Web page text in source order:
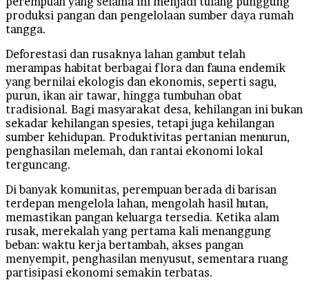
produksi pangan dan pengelolaan sumber daya rumah
tangga.
Deforestasi dan rusaknya lahan gambut telah
merampas habitat berbagai flora dan fauna endemik
yang bernilai ekologis dan ekonomis, seperti sagu,
purun, ikan air tawar, hingga tumbuhan obat
tradisional. Bagi masyarakat desa, kehilangan ini bukan
sekadar kehilangan spesies, tetapi juga kehilangan
sumber kehidupan. Produktivitas pertanian menurun,
penghasilan melemah, dan rantai ekonomi lokal
terguncang.
Di banyak komunitas, perempuan berada di barisan
terdepan mengelola lahan, mengolah hasil hutan,
memastikan pangan keluarga tersedia. Ketika alam
rusak, merekalah yang pertama kali menanggung
beban: waktu kerja bertambah, akses pangan
menyempit, penghasilan menyusut, sementara ruang
partisipasi ekonomi semakin terbatas.